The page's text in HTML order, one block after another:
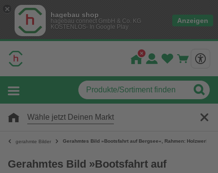
hagebau shop
hagebau connect GmbH & Co. KG
KOSTENLOS- In Google Play
Anzeigen
Wähle jetzt Deinen Markt
gerahmte Bilder Gerahmtes Bild »Bootsfahrt auf Bergsee«, Rahmen:
Gerahmtes Bild »Bootsfahrt auf